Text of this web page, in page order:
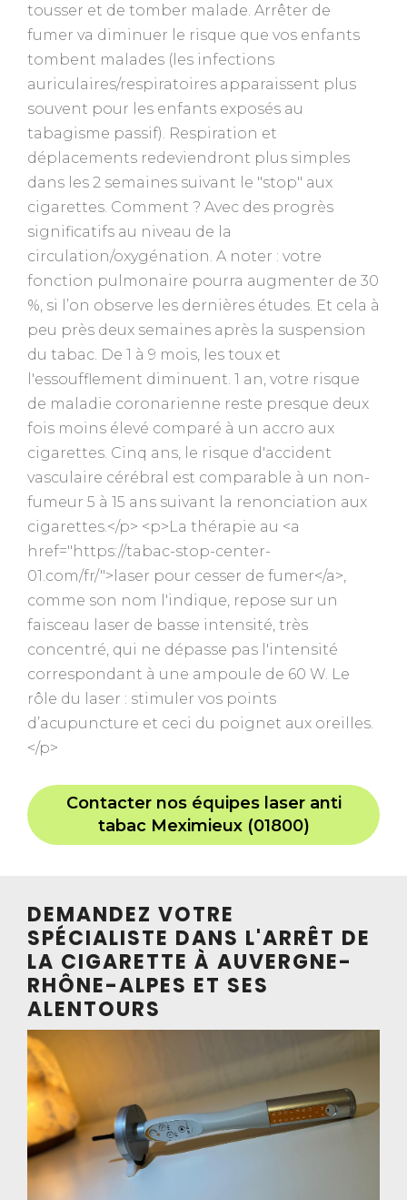
tousser et de tomber malade. Arrêter de
fumer va diminuer le risque que vos enfants
tombent malades (les infections
auriculaires/respiratoires apparaissent plus
souvent pour les enfants exposés au
tabagisme passif). Respiration et
déplacements redeviendront plus simples
dans les 2 semaines suivant le "stop" aux
cigarettes. Comment ? Avec des progrès
significatifs au niveau de la
circulation/oxygénation. A noter : votre
fonction pulmonaire pourra augmenter de 30
%, si l’on observe les dernières études. Et cela à
peu près deux semaines après la suspension
du tabac. De 1 à 9 mois, les toux et
l'essoufflement diminuent. 1 an, votre risque
de maladie coronarienne reste presque deux
fois moins élevé comparé à un accro aux
cigarettes. Cinq ans, le risque d'accident
vasculaire cérébral est comparable à un non-
fumeur 5 à 15 ans suivant la renonciation aux
cigarettes.</p> <p>La thérapie au <a
href="https://tabac-stop-center-
01.com/fr/">laser pour cesser de fumer</a>,
comme son nom l'indique, repose sur un
faisceau laser de basse intensité, très
concentré, qui ne dépasse pas l'intensité
correspondant à une ampoule de 60 W. Le
rôle du laser : stimuler vos points
d’acupuncture et ceci du poignet aux oreilles.
</p>
Contacter nos équipes laser anti
tabac Meximieux (01800)
DEMANDEZ VOTRE
SPÉCIALISTE DANS L'ARRÊT DE
LA CIGARETTE À AUVERGNE-
RHÔNE-ALPES ET SES
ALENTOURS